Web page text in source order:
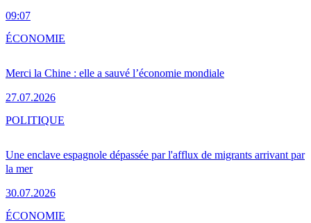
09:07
Merci la Chine : elle a sauvé l’économie mondiale
27.07.2026
ÉCONOMIE
Une enclave espagnole dépassée par l'afflux de migrants arrivant par
la mer
30.07.2026
POLITIQUE
ÉCONOMIE